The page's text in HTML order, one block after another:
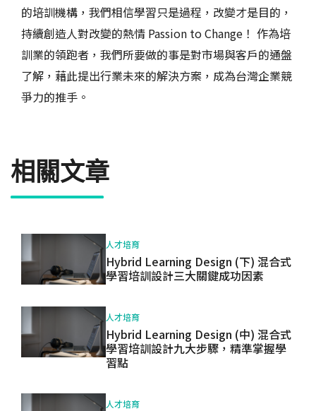
的培訓機構，我們相信學習只是過程，改變才是目的，
持續創造人對改變的熱情 Passion to Change！ 作為培
訓業的領跑者，我們所要做的事是對市場與客戶的通盤
了解，藉此提出行業未來的解決方案，成為台灣企業競
爭力的推手。
相關文章
人才培育
Hybrid Learning Design (下) 混合式
學習培訓設計三大關鍵成功因素
人才培育
Hybrid Learning Design (中) 混合式
學習培訓設計九大步驟，精準掌握學
習點
人才培育